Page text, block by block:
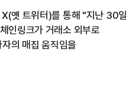
옛 트위터)를 통해 "지난 30일
인링크가 거래소 외부로
의 매집 움직임을